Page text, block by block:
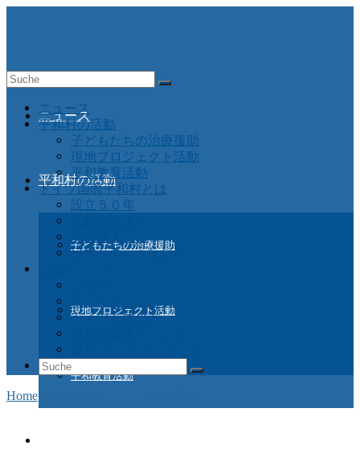
ニュース
平和村の活動
子どもたちの治療援助
現地プロジェクト活動
平和教育活動
Suche
ニュース
平和村の活動
子どもたちの治療援助
現地プロジェクト活動
平和教育活動
ドイツ国際平和村とは
設立５０年
支援国Ａ－Ｚ
日本との つながり
インターンシップ
ドイツ在住の方
Suche
nach:
Home